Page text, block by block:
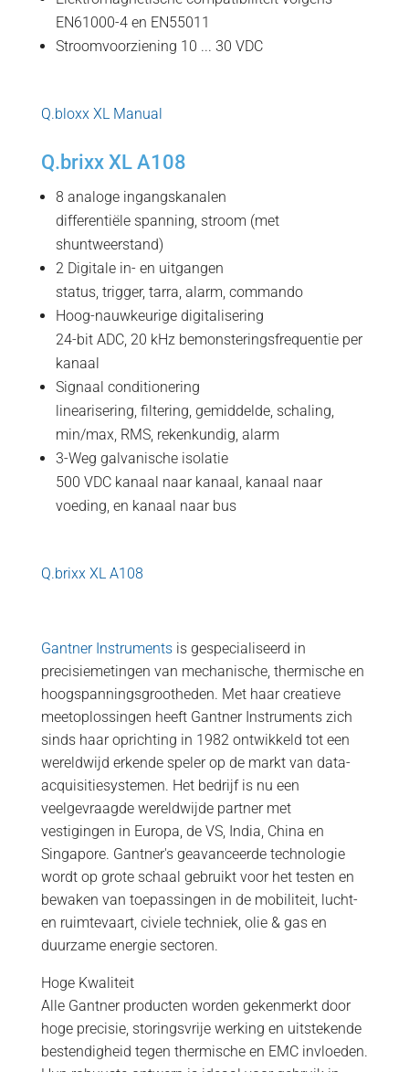
EN61000-4 en EN55011
Stroomvoorziening 10 ... 30 VDC
Q.bloxx XL Manual
Q.brixx XL A108
8 analoge ingangskanalen
differentiële spanning, stroom (met
shuntweerstand)
2 Digitale in- en uitgangen
status, trigger, tarra, alarm, commando
Hoog-nauwkeurige digitalisering
24-bit ADC, 20 kHz bemonsteringsfrequentie per
kanaal
Signaal conditionering
linearisering, filtering, gemiddelde, schaling,
min/max, RMS, rekenkundig, alarm
3-Weg galvanische isolatie
500 VDC kanaal naar kanaal, kanaal naar
voeding, en kanaal naar bus
Q.brixx XL A108
Gantner Instrumentsis gespecialiseerd in
precisiemetingen van mechanische, thermische en
hoogspanningsgrootheden. Met haar creatieve
meetoplossingen heeft Gantner Instruments zich
sinds haar oprichting in 1982 ontwikkeld tot een
wereldwijd erkende speler op de markt van data-
acquisitiesystemen. Het bedrijf is nu een
veelgevraagde wereldwijde partner met
vestigingen in Europa, de VS, India, China en
Singapore. Gantner's geavanceerde technologie
wordt op grote schaal gebruikt voor het testen en
bewaken van toepassingen in de mobiliteit, lucht-
en ruimtevaart, civiele techniek, olie & gas en
duurzame energie sectoren.
Hoge Kwaliteit
Alle Gantner producten worden gekenmerkt door
hoge precisie, storingsvrije werking en uitstekende
bestendigheid tegen thermische en EMC invloeden.